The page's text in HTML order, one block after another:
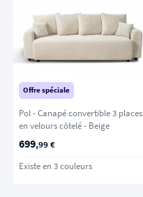
Offre spéciale
Pol - Canapé convertible 3 places
en velours côtelé - Beige
699,99 €
Existe en 3 couleurs